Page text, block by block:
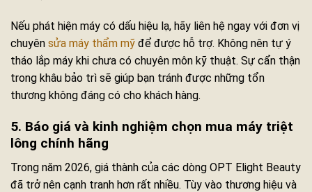
Nếu phát hiện máy có dấu hiệu lạ, hãy liên hệ ngay với đơn vị
chuyên sửa máy thẩm mỹ để được hỗ trợ. Không nên tự ý
tháo lắp máy khi chưa có chuyên môn kỹ thuật. Sự cẩn thận
trong khâu bảo trì sẽ giúp bạn tránh được những tổn
thương không đáng có cho khách hàng.
5. Báo giá và kinh nghiệm chọn mua máy triệt
lông chính hãng
Trong năm 2026, giá thành của các dòng OPT Elight Beauty
đã trở nên cạnh tranh hơn rất nhiều. Tùy vào thương hiệu và